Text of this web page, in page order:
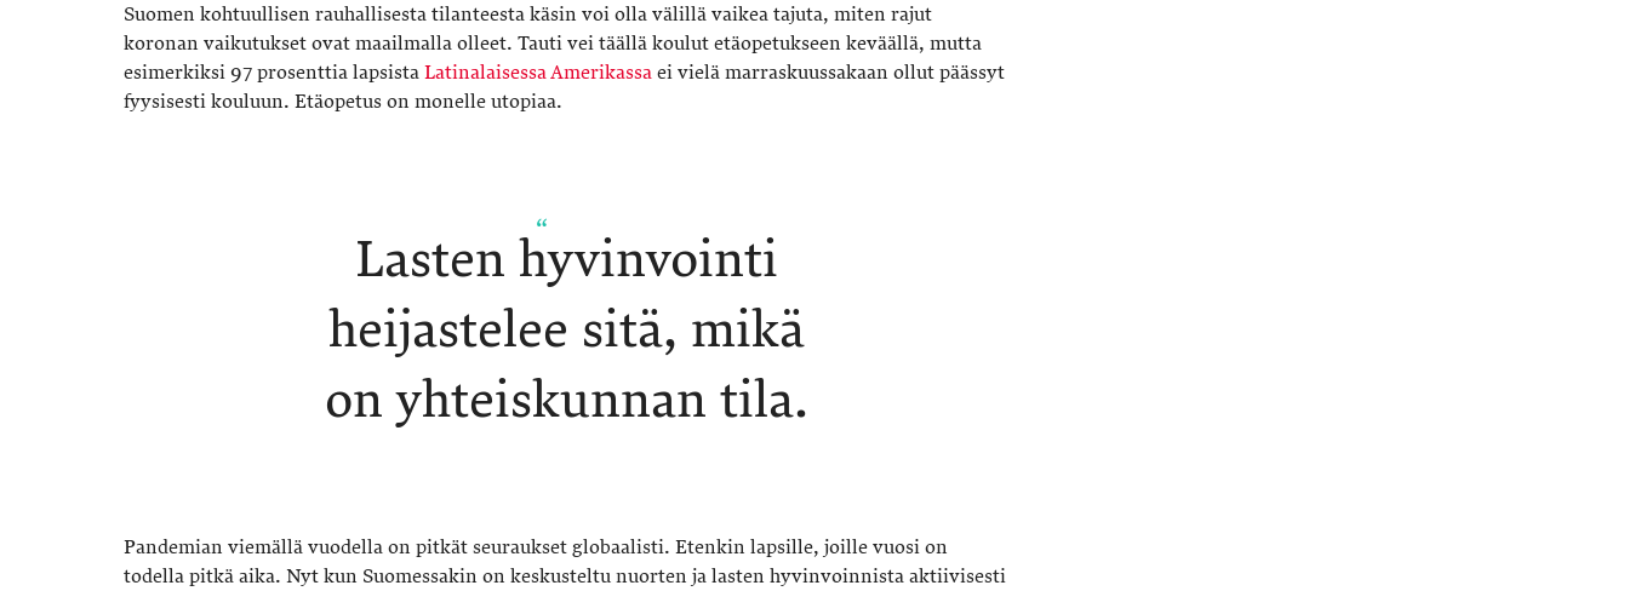
Suomen kohtuullisen rauhallisesta tilanteesta käsin voi olla välillä vaikea tajuta, miten rajut
koronan vaikutukset ovat maailmalla olleet. Tauti vei täällä koulut etäopetukseen keväällä, mutta
esimerkiksi 97 prosenttia lapsista Latinalaisessa Amerikassa ei vielä marraskuussakaan ollut päässyt
fyysisesti kouluun. Etäopetus on monelle utopiaa.
Lasten hyvinvointi
heijastelee sitä, mikä
on yhteiskunnan tila.
Pandemian viemällä vuodella on pitkät seuraukset globaalisti. Etenkin lapsille, joille vuosi on
todella pitkä aika. Nyt kun Suomessakin on keskusteltu nuorten ja lasten hyvinvoinnista aktiivisesti